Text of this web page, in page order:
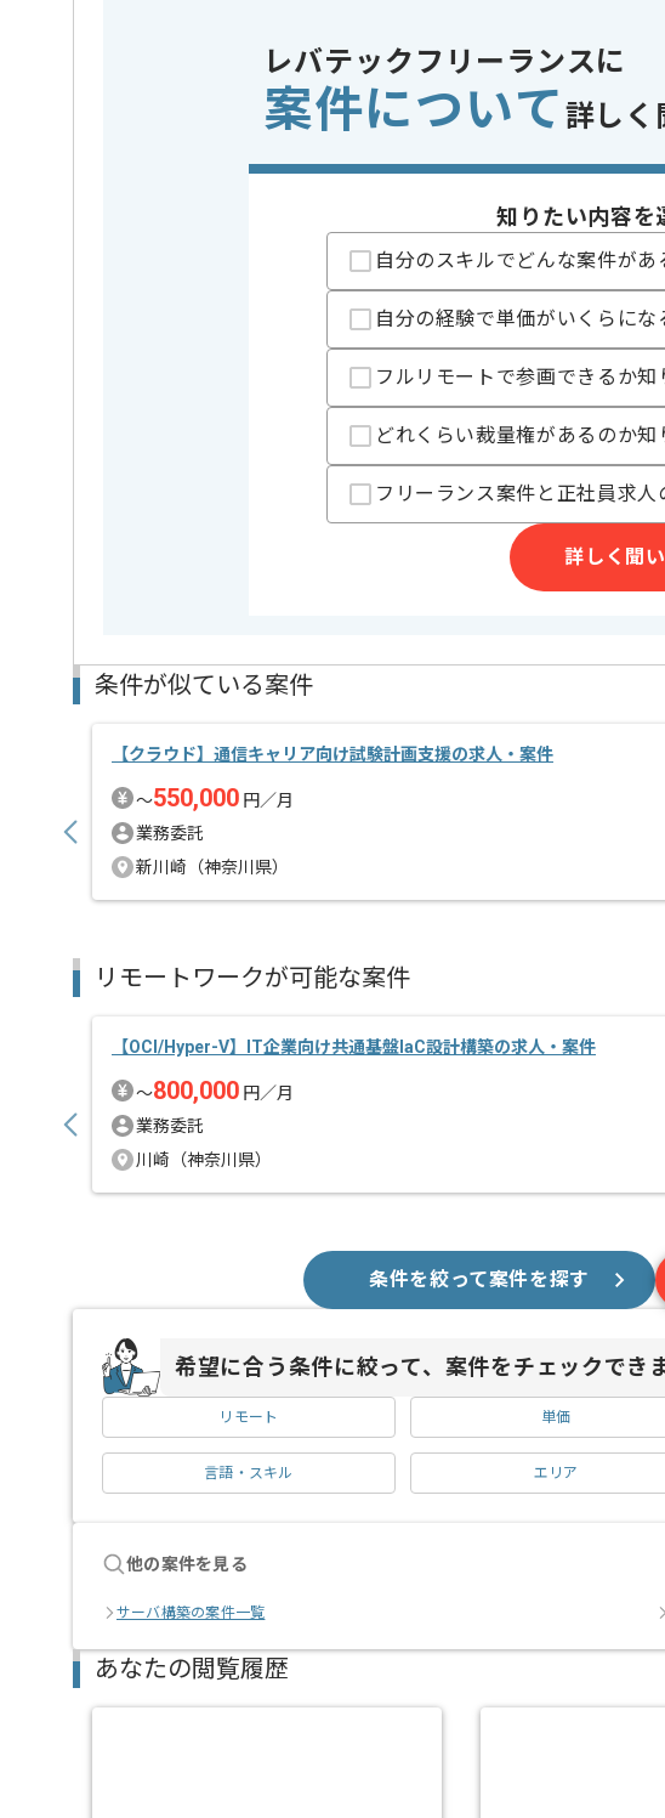
※上記に似た経験やスキルをお持ちであれば申し込み
この案件のポイント 業務内容
サーバ構築
特徴
20代活躍中 , 30代活躍中
140時間〜180時間
支払いサイト
15日
システム開発、インフラ、ネットワーク設計、構築事業等
を展開している企業でございます。
今回は基盤セキュリティAzure構築案件に携わっていただきます。
Azureを用いた実務経験を活かしたい方にお勧めです。
基本的には一部リモートでの作業を見込んでおります。
レバテックフリーランスに
案件について 詳しく
知りたい内容を
自分のスキルでどんな案件があ
自分の経験で単価がいくらにな
フルリモートで参画できるか知
どれくらい裁量権があるのか知
フリーランス案件と正社員求人
詳しく聞
条件が似ている案件
【クラウド】通信キャリア向け試験計画支援の求人・案件
〜550,000 円／月
業務委託
新川崎（神奈川県）
リモートワークが可能な案件
【OCI/Hyper-V】IT企業向け共通基盤IaC設計構築の求人・案件
〜800,000 円／月
業務委託
川崎（神奈川県）
条件を絞って案件を探す
希望に合う条件に絞って、案件をチェックでき
リモート 単価
言語・スキル エリア
他の案件を見る
サーバ構築の案件一覧
あなたの閲覧履歴